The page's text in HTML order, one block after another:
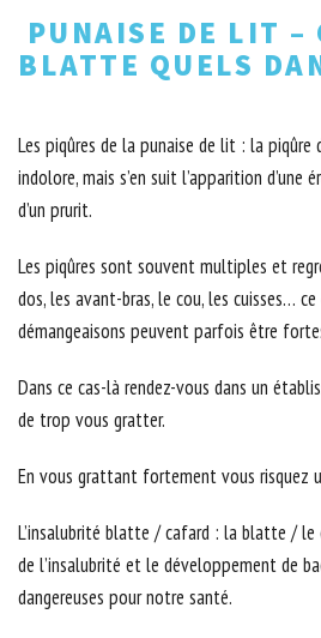
PUNAISE DE LIT –
BLATTE QUELS
Les piqûres de la punaise de lit : la
indolore, mais s’en suit l’apparition
d’un prurit.
Les piqûres sont souvent multiples et
dos, les avant-bras, le cou, les cuisses…
démangeaisons peuvent parfois être
Dans ce cas-là rendez-vous dans un
de trop vous gratter.
En vous grattant fortement vous risquez
L’insalubrité blatte / cafard : la blatte /
de l’insalubrité et le développement de
dangereuses pour notre santé.